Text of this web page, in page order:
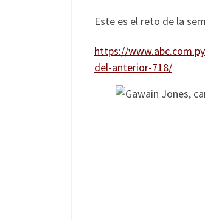
Este es el reto de la
https://
del-anterior-718/